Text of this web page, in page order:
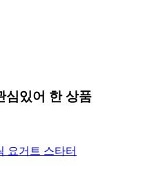
심있어 한 상품
요거트 스타터